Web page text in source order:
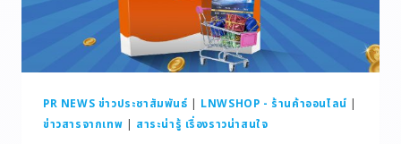
PR NEWS ข่าวประชาสัมพันธ์ | LNWSHOP - ร้านค้าออนไลน์ |
ข่าวสารจากเทพ | สาระน่ารู้ เรื่องราวน่าสนใจ